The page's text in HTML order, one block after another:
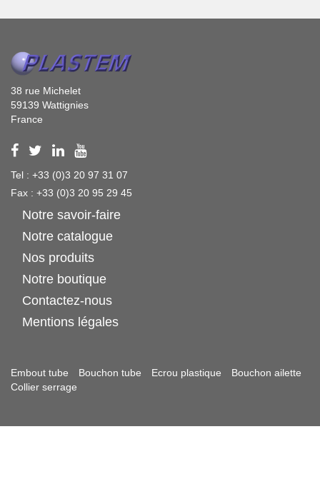
38 rue Michelet
59139 Wattignies
France
Tel : +33 (0)3 20 97 31 07
Fax : +33 (0)3 20 95 29 45
Notre savoir-faire
Notre catalogue
Nos produits
Notre boutique
Contactez-nous
Mentions légales
Embout tube Bouchon tube Ecrou plastique
Bouchon ailette
Collier serrage